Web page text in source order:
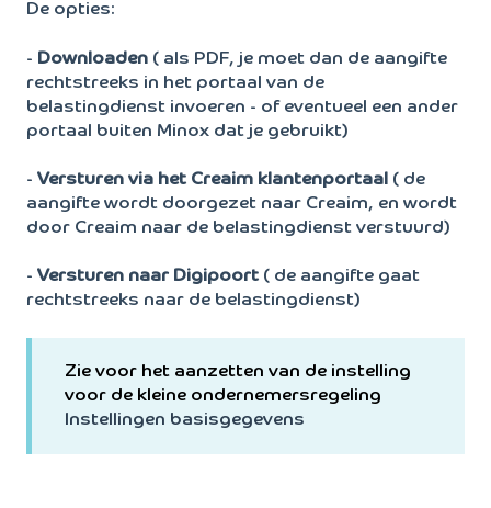
De opties:
- Downloaden ( als PDF, je moet dan de aangifte
rechtstreeks in het portaal van de
belastingdienst invoeren - of eventueel een ander
portaal buiten Minox dat je gebruikt)
- Versturen via het Creaim klantenportaal ( de
aangifte wordt doorgezet naar Creaim, en wordt
door Creaim naar de belastingdienst verstuurd)
- Versturen naar Digipoort ( de aangifte gaat
rechtstreeks naar de belastingdienst)
Zie voor het aanzetten van de instelling
voor de kleine ondernemersregeling
Instellingen basisgegevens